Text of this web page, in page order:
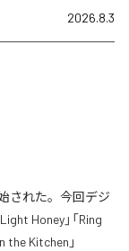
2026.8.3
された。今回デジ
Honey」「Ring
the Kitchen」